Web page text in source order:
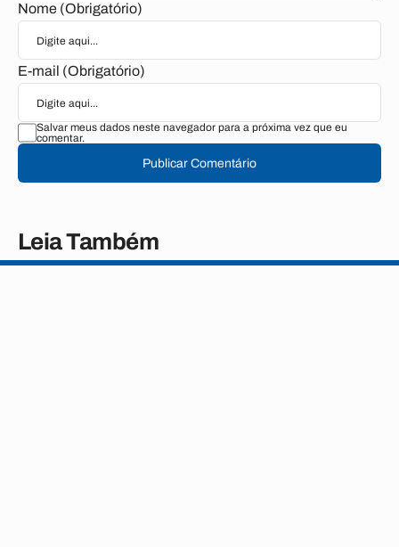
Nome (Obrigatório)
E-mail (Obrigatório)
Salvar meus dados neste navegador para a próxima vez que eu
comentar.
Publicar Comentário
Leia Também